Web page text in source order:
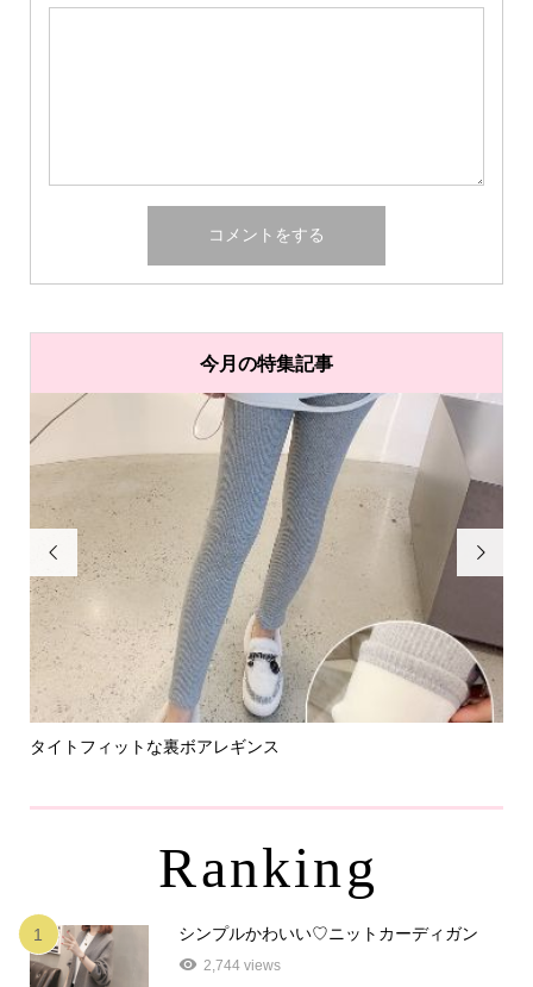
今月の特集記事

タイトフィットな裏ボアレギンス

Ranking
1 シンプルかわいい♡ニットカーディガン
2,744 views